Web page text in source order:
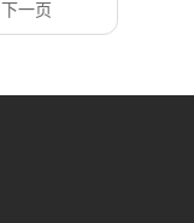
下一页